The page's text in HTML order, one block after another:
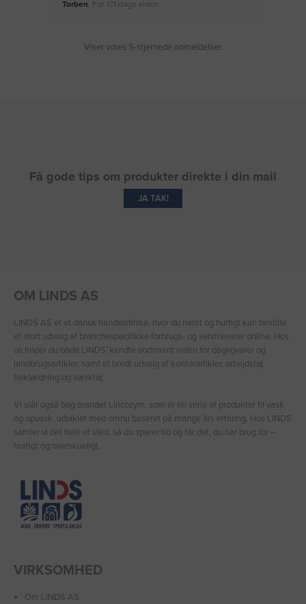
Torben , For 171 dage siden
Viser vores 5-stjernede anmeldelser.
Få gode tips om produkter direkte i din mail
JA TAK!
OM LINDS AS
LINDS AS er et dansk handelsfirma, hvor du nemt og hurtigt kan bestille
et stort udvalg af branchespecifikke forbrugs- og servicevarer online. Hos
os finder du både LINDS′ kendte sortiment inden for dagligvarer og
landbrugsartikler, samt et bredt udvalg af kontorartikler, arbejdstøj,
beklædning og værktøj.
Vi står også bag brandet Lincozym, som er en serie af produkter til vask
og opvask, udviklet med omhu baseret på mange års erfaring. Hos LINDS
samler vi det hele ét sted, så du sparer tid og får det, du har brug for –
hurtigt og overskueligt.
VIRKSOMHED
Om LINDS AS